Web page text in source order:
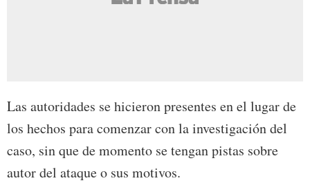
Las autoridades se hicieron presentes en el lugar de
los hechos para comenzar con la investigación del
caso, sin que de momento se tengan pistas sobre
autor del ataque o sus motivos.